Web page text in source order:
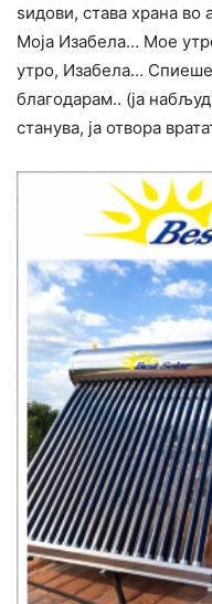
ѕидови, става храна
Моја Изабела… Мое
утро, Изабела…
благодарам.. (ја
станува, ја отвора